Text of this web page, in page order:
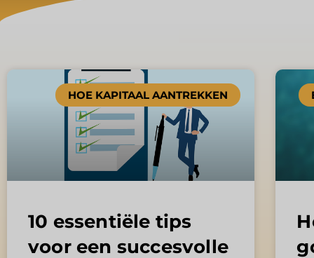
HOE KAPITAAL AANTREKKEN
10 essentiële tips
voor een succesvolle